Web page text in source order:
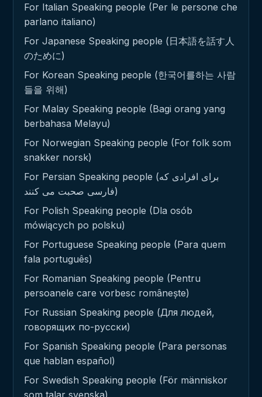
For Italian Speaking people (Per le persone che
parlano italiano)
For Japanese Speaking people (日本語を話す人
のために)
For Korean Speaking people (한국어를하는 사람
들을 위해)
For Malay Speaking people (Bagi orang yang
berbahasa Melayu)
For Norwegian Speaking people (For folk som
snakker norsk)
For Persian Speaking people (برای افرادی که
فارسی صحبت می کنند)
For Polish Speaking people (Dla osób
mówiących po polsku)
For Portuguese Speaking people (Para quem
fala português)
For Romanian Speaking people (Pentru
persoanele care vorbesc românește)
For Russian Speaking people (Для людей,
говорящих по-русски)
For Spanish Speaking people (Para personas
que hablan español)
For Swedish Speaking people (För människor
som talar svenska)